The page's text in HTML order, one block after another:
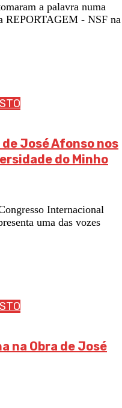
a palavra numa
REPORTAGEM - NSF na
José Afonso nos
do Minho
Internacional
uma das vozes
na Obra de José